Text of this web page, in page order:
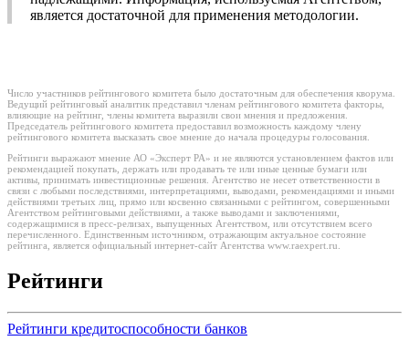
является достаточной для применения методологии.
Число участников рейтингового комитета было достаточным для обеспечения кворума.
Ведущий рейтинговый аналитик представил членам рейтингового комитета факторы,
влияющие на рейтинг, члены комитета выразили свои мнения и предложения.
Председатель рейтингового комитета предоставил возможность каждому члену
рейтингового комитета высказать свое мнение до начала процедуры голосования.
Рейтинги выражают мнение АО «Эксперт РА» и не являются установлением фактов или
рекомендацией покупать, держать или продавать те или иные ценные бумаги или
активы, принимать инвестиционные решения. Агентство не несет ответственности в
связи с любыми последствиями, интерпретациями, выводами, рекомендациями и иными
действиями третьих лиц, прямо или косвенно связанными с рейтингом, совершенными
Агентством рейтинговыми действиями, а также выводами и заключениями,
содержащимися в пресс-релизах, выпущенных Агентством, или отсутствием всего
перечисленного. Единственным источником, отражающим актуальное состояние
рейтинга, является официальный интернет-сайт Агентства www.raexpert.ru.
Рейтинги
Рейтинги кредитоспособности банков